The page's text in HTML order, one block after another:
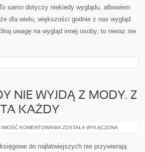
samo dotyczy niekiedy wyglądu, albowiem
dla wielu, większości godnie z nas wygląd
uwagę na wygląd innej osoby, to nieraz nie
NIE WYJDĄ Z MODY. Z
KAŻDY
KOMENTOWANIA USŁUGI
NIE
WYJDĄ
ZOSTAŁA WYŁĄCZONA
do najłatwiejszych nie przywierają